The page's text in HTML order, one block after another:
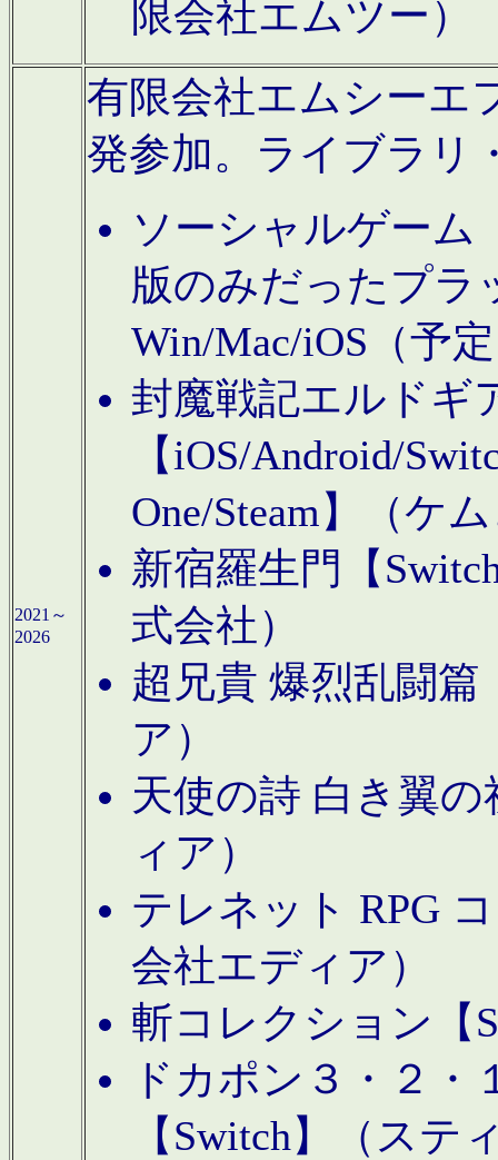
限会社エムツー）
2021～
2026
有限会社エムシーエ
発参加。ライブラリ
ソーシャルゲーム
版のみだったプラ
Win/Mac/iOS（予
封魔戦記エルドギ
【iOS/Android/
One/Steam】（ケ
新宿羅生門【
式会社）
超兄貴 爆烈乱闘篇
ア）
天使の詩 白き翼
ィア）
テレネット RPG
会社エディア）
斬コレクション【
ドカポン３・２
【Switch】（ステ